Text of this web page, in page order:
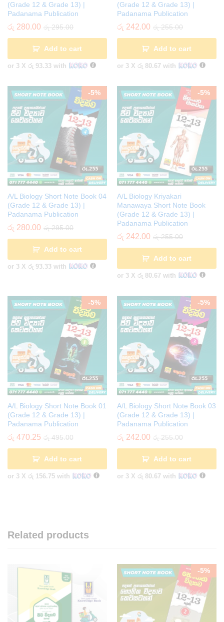
(Grade 12 & Grade 13) |
Padanama Publication
රු 280.00 රු295.00
Add to cart
or 3 X රු 93.33 with
(Grade 12 & Grade 13) |
Padanama Publication
රු 242.00 රු255.00
Add to cart
or 3 X රු 80.67 with
-5%
A/L Biology Short Note Book 04
(Grade 12 & Grade 13) |
Padanama Publication
රු 280.00 රු295.00
Add to cart
or 3 X රු 93.33 with
-5%
A/L Biology Kriyakari
Manawaya Short Note Book
(Grade 12 & Grade 13) |
Padanama Publication
රු 242.00 රු255.00
Add to cart
or 3 X රු 80.67 with
-5%
A/L Biology Short Note Book 01
(Grade 12 & Grade 13) |
Padanama Publication
රු 470.25 රු495.00
Add to cart
or 3 X රු 156.75 with
-5%
A/L Biology Short Note Book 03
(Grade 12 & Grade 13) |
Padanama Publication
රු 242.00 රු255.00
Add to cart
or 3 X රු 80.67 with
Related products
-5%